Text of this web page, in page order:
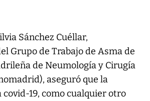
Sánchez Cuéllar,
Grupo de Trabajo de Asma de
de Neumología y Cirugía
aseguró que la
19, como cualquier otro